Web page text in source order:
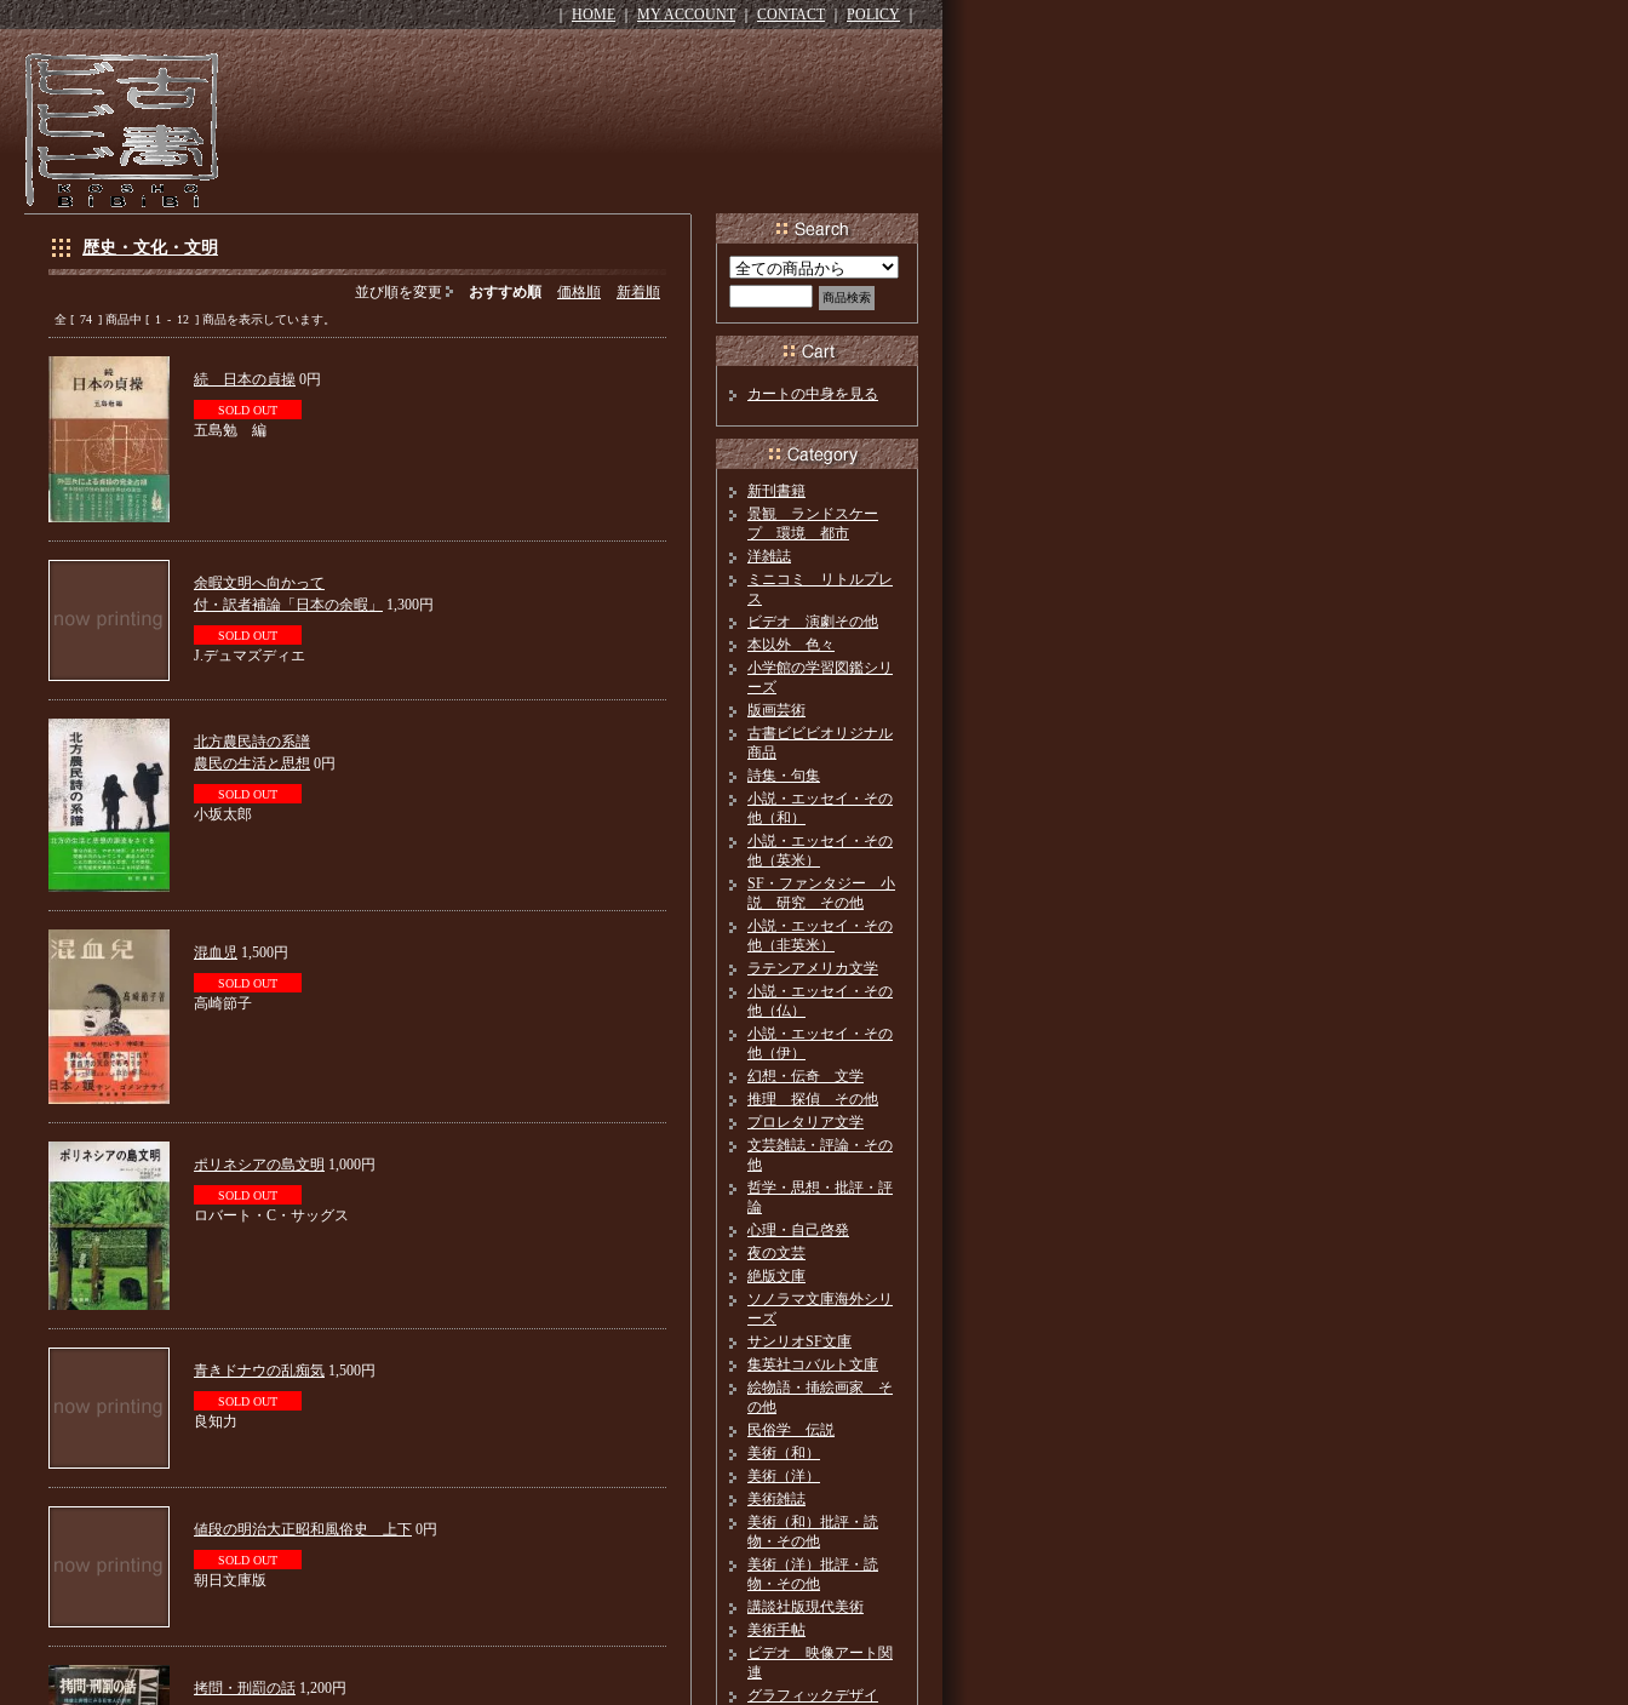
｜HOME｜MY ACCOUNT｜CONTACT｜POLICY｜
歴史・文化・文明
並び順を変更 おすすめ順 価格順 新着順
全 [ 74 ] 商品中 [ 1 - 12 ] 商品を表示しています。
続 日本の貞操 0円
SOLD OUT
五島勉 編
余暇文明へ向かって
付・訳者補論「日本の余暇」
1,300円
SOLD OUT
J.デュマズディエ
北方農民詩の系譜
農民の生活と思想 0円
SOLD OUT
小坂太郎
混血児 1,500円
SOLD OUT
高崎節子
ポリネシアの島文明 1,000円
SOLD OUT
ロバート・C・サッグス
青きドナウの乱痴気 1,500円
SOLD OUT
良知力
値段の明治大正昭和風俗史 上下 0円
SOLD OUT
朝日文庫版
拷問・刑罰の話 1,200円
カートの中身を見る
新刊書籍
景観 ランドスケー
プ 環境 都市
洋雑誌
ミニコミ リトルプレ
ス
ビデオ 演劇その他
本以外 色々
小学館の学習図鑑シリ
ーズ
版画芸術
古書ビビビオリジナル
商品
詩集・句集
小説・エッセイ・その
他（和）
小説・エッセイ・その
他（英米）
SF・ファンタジー 小
説 研究 その他
小説・エッセイ・その
他（非英米）
ラテンアメリカ文学
小説・エッセイ・その
他（仏）
小説・エッセイ・その
他（伊）
幻想・伝奇 文学
推理 探偵 その他
プロレタリア文学
文芸雑誌・評論・その
他
哲学・思想・批評・評
論
心理・自己啓発
夜の文芸
絶版文庫
ソノラマ文庫海外シリ
ーズ
サンリオSF文庫
集英社コバルト文庫
絵物語・挿絵画家 そ
の他
民俗学 伝説
美術（和）
美術（洋）
美術雑誌
美術（和）批評・読
物・その他
美術（洋）批評・読
物・その他
講談社版現代美術
美術手帖
ビデオ 映像アート関
連
グラフィックデザイ